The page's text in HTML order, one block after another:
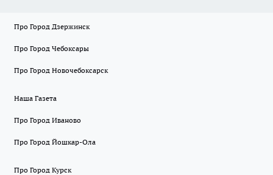
Про Город Дзержинск
Про Город Чебоксары
Про Город Новочебоксарск
Наша Газета
Про Город Иваново
Про Город Йошкар-Ола
Про Город Курск